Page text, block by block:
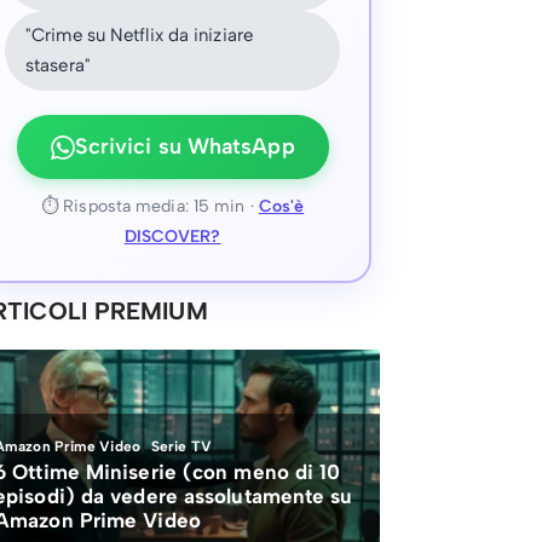
"Crime su Netflix da iniziare
stasera"
Scrivici su WhatsApp
⏱ Risposta media: 15 min · Cos'è
DISCOVER?
PREMIUM